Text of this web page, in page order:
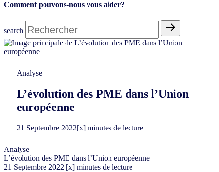
Comment pouvons-nous vous aider?
search
Analyse
L’évolution des PME dans l’Union
européenne
21 Septembre 2022[x] minutes de lecture
Analyse
L’évolution des PME dans l’Union européenne
21 Septembre 2022 [x] minutes de lecture